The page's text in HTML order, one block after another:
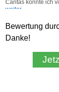
Bewertung
Danke!